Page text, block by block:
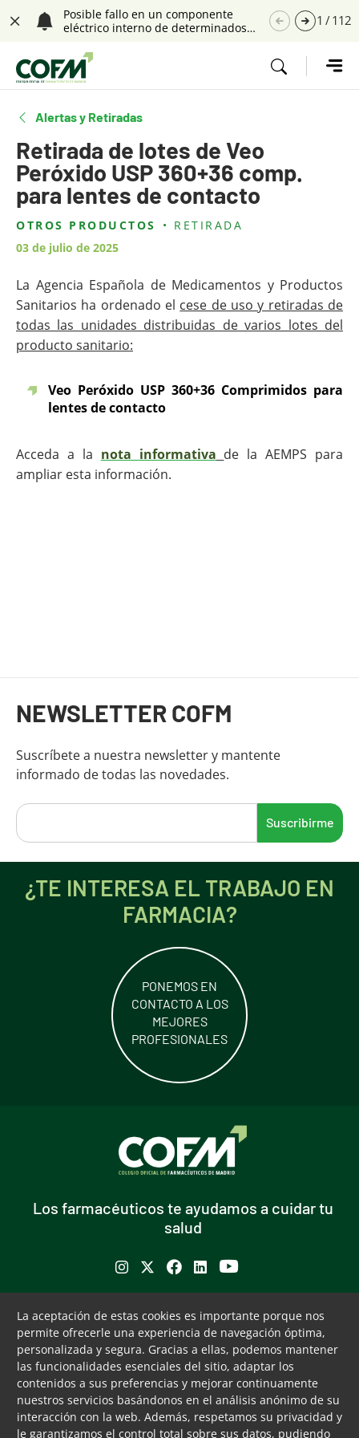
Saltar navegación. Ir directamente al contenido principal
Posible fallo en un componente
eléctrico interno de determinados
(Referencia: PS, 35/2026)
1 /112
Tecla de acceso 1
Alertas y Retiradas
Retirada de lotes de Veo
Peróxido USP 360+36 comp.
para lentes de contacto
Contenido principal
OTROS PRODUCTOS
RETIRADA
03 de julio de 2025
La Agencia Española de Medicamentos y Productos
Sanitarios ha ordenado el cese de uso y retiradas de
todas las unidades distribuidas de varios lotes del
producto sanitario:
Veo Peróxido USP 360+36 Comprimidos para
lentes de contacto
Acceda a la nota informativa de la AEMPS para
ampliar esta información.
NEWSLETTER COFM
Suscríbete a nuestra newsletter y mantente
informado de todas las novedades.
Los farmacéuticos te ayudamos a cuidar tu
salud
Se abre en ventana nueva
Se abre en ventana nueva
Se abre en ventana nueva
Se abre en ventana nueva
Buscador de farmacias
Bolsa de empleo
Formación contínua
Publicaciones y documentos
de interés
Ventanilla única
Servicios colegiales
COFM Servicios 31
¿TE INTERESA EL TRABAJO EN
FARMACIA?
PONEMOS EN
CONTACTO A LOS
MEJORES
PROFESIONALES
La aceptación de estas cookies es importante porque nos
permite ofrecerle una experiencia de navegación óptima,
personalizada y segura. Gracias a ellas, podemos mantener
las funcionalidades esenciales del sitio, adaptar los
contenidos a sus preferencias y mejorar continuamente
nuestros servicios basándonos en el análisis anónimo de su
interacción con la web. Además, respetamos su privacidad y
le garantizamos el control total sobre sus datos, pudiendo